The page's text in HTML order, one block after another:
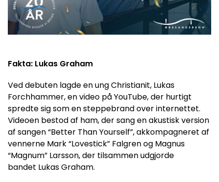
Fakta: Lukas Graham
Ved debuten lagde en ung Christianit, Lukas
Forchhammer, en video på YouTube, der hurtigt
spredte sig som en steppebrand over internettet.
Videoen bestod af ham, der sang en akustisk version
af sangen “Better Than Yourself”, akkompagneret af
vennerne Mark “Lovestick” Falgren og Magnus
“Magnum” Larsson, der tilsammen udgjorde
bandet Lukas Graham.